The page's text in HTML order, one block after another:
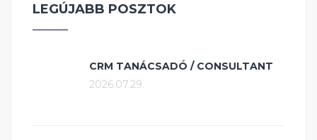
LEGÚJABB POSZTOK
CRM TANÁCSADÓ / CONSULTANT
2026.07.29.